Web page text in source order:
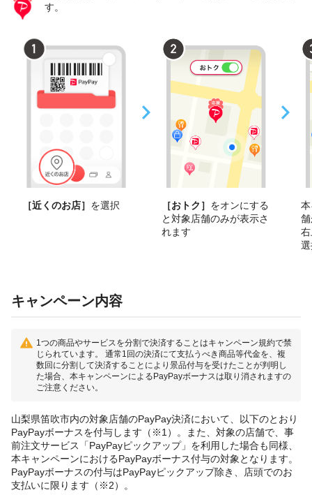
す。
［近くのお店］ を選択 ［おトク］ をオンにする
と対象店舗のみが表示さ
れます
キャンペーン内容
1つの商品やサービスを分割で決済することはキャンペーン規約で禁
じられています。 通常1回の決済にて支払うべき商品等代金を、複
数回に分割して決済することにより景品付与を受けたことが判明し
た場合、本キャンペーンによるPayPayボーナスは取り消されますの
ご注意ください。
山梨県笛吹市内の対象店舗のPayPay決済において、以下のとおり
PayPayボーナスを付与します（※1）。また、対象の店舗で、事
前注文サービス「PayPayピックアップ」を利用した場合も同様、
本キャンペーンにおけるPayPayボーナス付与の対象となります。
PayPayボーナスの付与はPayPayピックアップ除き、店頭でのお
支払いに限ります（※2）。